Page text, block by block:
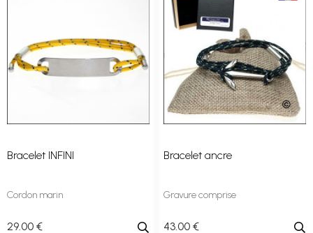
Bracelet INFINI
Cordon marin
29.00 €
Bracelet ancre
Gravure comprise
43.00 €